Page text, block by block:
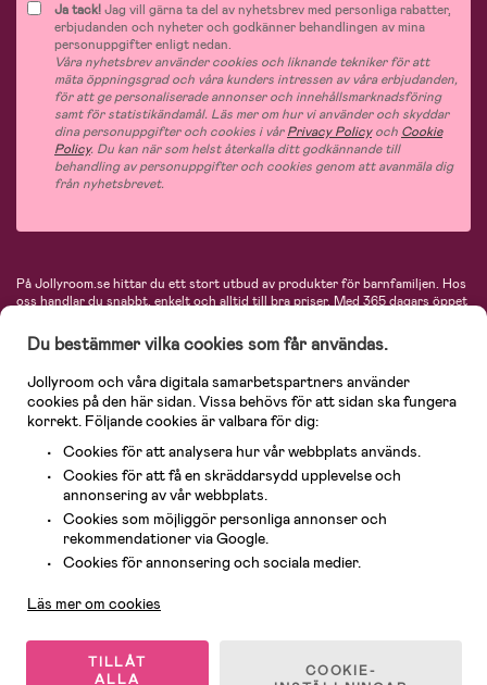
Ja tack!Jag vill gärna ta del av nyhetsbrev med personliga rabatter,
erbjudanden och nyheter och godkänner behandlingen av mina
personuppgifter enligt nedan.
Våra nyhetsbrev använder cookies och liknande tekniker för att
mäta öppningsgrad och våra kunders intressen av våra erbjudanden,
för att ge personaliserade annonser och innehållsmarknadsföring
samt för statistikändamål. Läs mer om hur vi använder och skyddar
dina personuppgifter och cookies i vårPrivacy Policyoch Cookie
Policy. Du kan när som helst återkalla ditt godkännande till
behandling av personuppgifter och cookies genom att avanmäla dig
från nyhetsbrevet.
På Jollyroom.se hittar du ett stort utbud av produkter för barnfamiljen. Hos
oss handlar du snabbt, enkelt och alltid till bra priser.Med 365 dagars öppet
hos oss. I vårt sortiment hittar du barnvagnar, bilstolar, kläder för barn och
baby, produkter för mamman, massor av inspirerande inredning, leksaker,
babyprodukter och mycket mer. Vi erbjuder produkter från välkända
varumärken så som Britax, Maxi-Cosi, Baby Jogger, BabyBjörn, Didriksons,
KidKraft, Ergobaby, Philips Avent, Neonate, Cybex, LEGO och många fler.
Välkommen in och kika runt i Nordens största barn- och babybutik på nätet!
© 2026 Jollyroom AB. Alla rättigheter reserverade.
Du bestämmer vilka cookies som får användas.
Jollyroom och våra digitala samarbetspartners använder
cookies på den här sidan. Vissa behövs för att sidan ska fungera
korrekt. Följande cookies är valbara för dig:
Cookies för att analysera hur vår webbplats används.
Cookies för att få en skräddarsydd upplevelse och
annonsering av vår webbplats.
Cookies som möjliggör personliga annonser och
rekommendationer via Google.
Cookies för annonsering och sociala medier.
Läs mer om cookies
TILLÅT
ALLA
COOKIE-